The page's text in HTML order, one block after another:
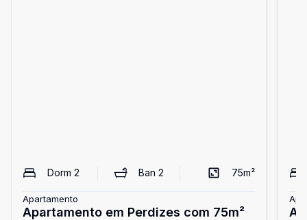
Dorm 2 Ban2 75m²
Apartamento
Apartamento em Perdizes com 75m²